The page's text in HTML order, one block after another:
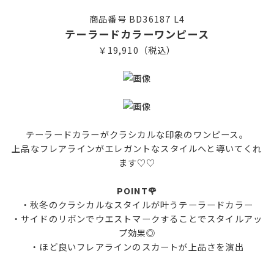
商品番号 BD36187 L4
テーラードカラーワンピース
￥19,910（税込）
テーラードカラーがクラシカルな印象のワンピース。
上品なフレアラインがエレガントなスタイルへと導いてくれ
ます♡♡
POINT🌹
・秋冬のクラシカルなスタイルが叶うテーラードカラー
・サイドのリボンでウエストマークすることでスタイルアッ
プ効果◎
・ほど良いフレアラインのスカートが上品さを演出